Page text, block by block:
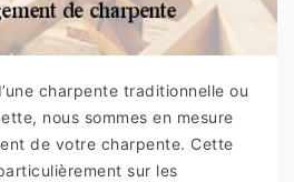
charpente traditionnelle ou
nous sommes en mesure
de votre charpente. Cette
sur les